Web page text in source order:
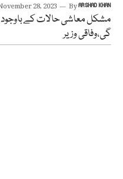
28, 2023 ByARSHAD KHAN
مشکل معاشی حالات کے باوجود
گی،وفاقی وزیر